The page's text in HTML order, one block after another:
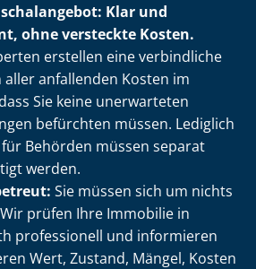
Klar und
ohne versteckte Kosten.
erstellen eine verbindliche
aller anfallenden Kosten im
Sie keine unerwarteten
befürchten müssen. Lediglich
Behörden müssen separat
werden.
Sie müssen sich um nichts
prüfen Ihre Immobilie in
professionell und informieren
Wert, Zustand, Mängel, Kosten